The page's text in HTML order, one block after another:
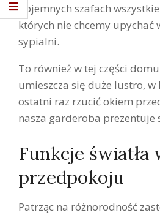
pojemnych szafach
których nie chcemy upychać
sypialni.
To również w tej części
umieszcza się duże lustro,
ostatni raz rzucić okiem
nasza garderoba prezentuje
Funkcje światła
przedpokoju
Patrząc na różnorodność